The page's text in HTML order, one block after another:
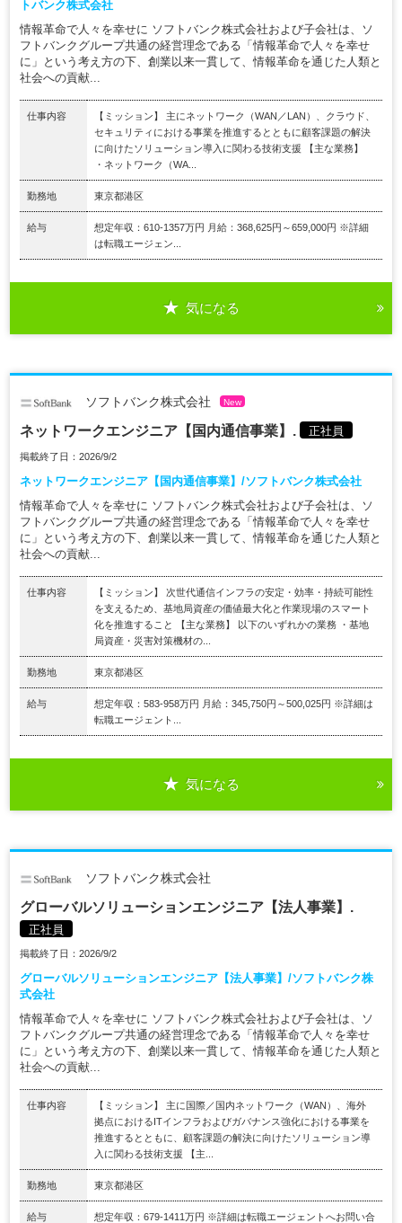
トバンク株式会社
情報革命で人々を幸せに ソフトバンク株式会社および子会社は、ソ
フトバンクグループ共通の経営理念である「情報革命で人々を幸せ
に」という考え方の下、創業以来一貫して、情報革命を通じた人類と
社会への貢献...
仕事内容
【ミッション】 主にネットワーク（WAN／LAN）、クラウド、
セキュリティにおける事業を推進するとともに顧客課題の解決
に向けたソリューション導入に関わる技術支援 【主な業務】
・ネットワーク（WA...
勤務地 東京都港区
給与
想定年収：610-1357万円 月給：368,625円～659,000円 ※詳細
は転職エージェン...
気になる
ソフトバンク株式会社 New
ネットワークエンジニア【国内通信事業】. 正社員
掲載終了日：2026/9/2
ネットワークエンジニア【国内通信事業】/ソフトバンク株式会社
情報革命で人々を幸せに ソフトバンク株式会社および子会社は、ソ
フトバンクグループ共通の経営理念である「情報革命で人々を幸せ
に」という考え方の下、創業以来一貫して、情報革命を通じた人類と
社会への貢献...
仕事内容
【ミッション】 次世代通信インフラの安定・効率・持続可能性
を支えるため、基地局資産の価値最大化と作業現場のスマート
化を推進すること 【主な業務】 以下のいずれかの業務 ・基地
局資産・災害対策機材の...
勤務地 東京都港区
給与
想定年収：583-958万円 月給：345,750円～500,025円 ※詳細は
転職エージェント...
気になる
ソフトバンク株式会社
グローバルソリューションエンジニア【法人事業】.
正社員
掲載終了日：2026/9/2
グローバルソリューションエンジニア【法人事業】/ソフトバンク株
式会社
情報革命で人々を幸せに ソフトバンク株式会社および子会社は、ソ
フトバンクグループ共通の経営理念である「情報革命で人々を幸せ
に」という考え方の下、創業以来一貫して、情報革命を通じた人類と
社会への貢献...
仕事内容
【ミッション】 主に国際／国内ネットワーク（WAN）、海外
拠点におけるITインフラおよびガバナンス強化における事業を
推進するとともに、顧客課題の解決に向けたソリューション導
入に関わる技術支援 【主...
勤務地 東京都港区
給与
想定年収：679-1411万円 ※詳細は転職エージェントへお問い合